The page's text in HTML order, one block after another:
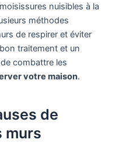
nuisibles à la
méthodes
de respirer et éviter
traitement et un
combattre les
votre maison.
de
murs